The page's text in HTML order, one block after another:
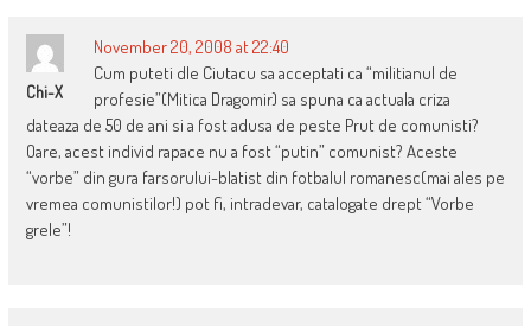
Chi-X
November 20, 2008 at 22:40
Cum puteti dle Ciutacu sa acceptati ca “militianul de
profesie”(Mitica Dragomir) sa spuna ca actuala criza
dateaza de 50 de ani si a fost adusa de peste Prut de comunisti?
Oare, acest individ rapace nu a fost “putin” comunist? Aceste
“vorbe” din gura farsorului-blatist din fotbalul romanesc(mai ales pe
vremea comunistilor!) pot fi, intradevar, catalogate drept “Vorbe
grele”!